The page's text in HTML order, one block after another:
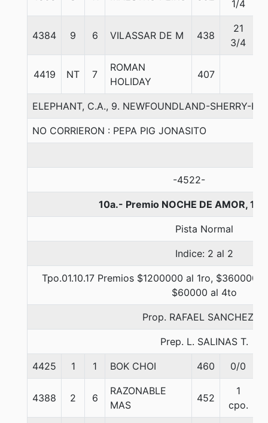
1/4
4384 9 6 VILASSAR DE M 438
21
3/4
4419 NT 7
ROMAN
HOLIDAY
407
ELEPHANT, C.A., 9. NEWFOUNDLAND-SHERRY-
NO CORRIERON : PEPA PIG JONASITO
-4522-
10a.- Premio NOCHE DE AMOR,
Pista Normal
Indice: 2 al 2
Tpo.01.10.17 Premios $1200000 al 1ro, $360000
$60000 al 4to
Prop. RAFAEL SANCHEZ A.
Prep. L. SALINAS T.
4425 1 1 BOK CHOI 460 0/0
4388 2 6
RAZONABLE
MAS
452
1
cpo.